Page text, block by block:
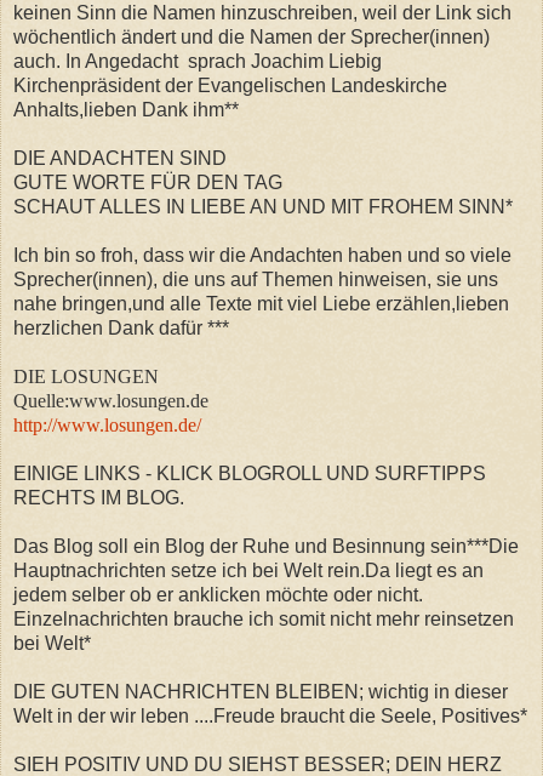
keinen Sinn die Namen hinzuschreiben, weil der Link sich
wöchentlich ändert und die Namen der Sprecher(innen)
auch. In Angedacht sprach Joachim Liebig
Kirchenpräsident der Evangelischen Landeskirche
Anhalts,lieben Dank ihm**
DIE ANDACHTEN SIND
GUTE WORTE FÜR DEN TAG
SCHAUT ALLES IN LIEBE AN UND MIT FROHEM SINN*
Ich bin so froh, dass wir die Andachten haben und so viele
Sprecher(innen), die uns auf Themen hinweisen, sie uns
nahe bringen,und alle Texte mit viel Liebe erzählen,lieben
herzlichen Dank dafür ***
DIE LOSUNGEN
Quelle:www.losungen.de
http://www.losungen.de/
EINIGE LINKS - KLICK BLOGROLL UND SURFTIPPS
RECHTS IM BLOG.
Das Blog soll ein Blog der Ruhe und Besinnung sein***Die
Hauptnachrichten setze ich bei Welt rein.Da liegt es an
jedem selber ob er anklicken möchte oder nicht.
Einzelnachrichten brauche ich somit nicht mehr reinsetzen
bei Welt*
DIE GUTEN NACHRICHTEN BLEIBEN; wichtig in dieser
Welt in der wir leben ....Freude braucht die Seele, Positives*
SIEH POSITIV UND DU SIEHST BESSER; DEIN HERZ